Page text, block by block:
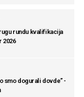
rundu kvalifikacija
2026
smo dogurali dovde” -